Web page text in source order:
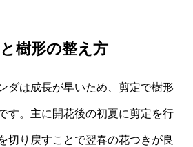
樹形の整え方
ダは成長が早いため、剪定で樹形
す。主に開花後の初夏に剪定を行
切り戻すことで翌春の花つきが良